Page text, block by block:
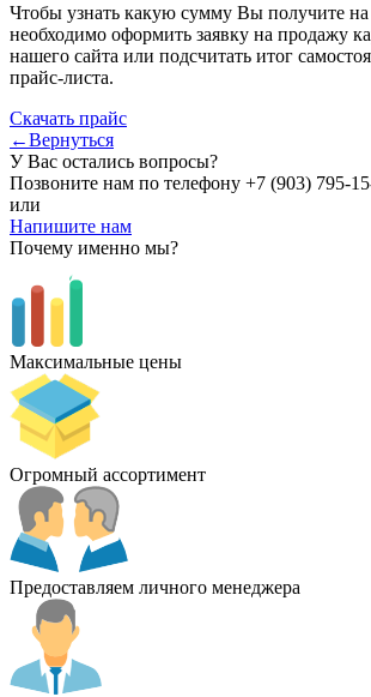
Чтобы узнать какую сумму Вы получите
необходимо оформить заявку на продажу
нашего сайта или подсчитать итог
прайс-листа.
Скачать прайс
←Вернуться
У Вас остались вопросы?
Позвоните нам по телефону +7 (903) 795-
или
Напишите нам
Почему именно мы?
Максимальные цены
Огромный ассортимент
Предоставляем личного менеджера